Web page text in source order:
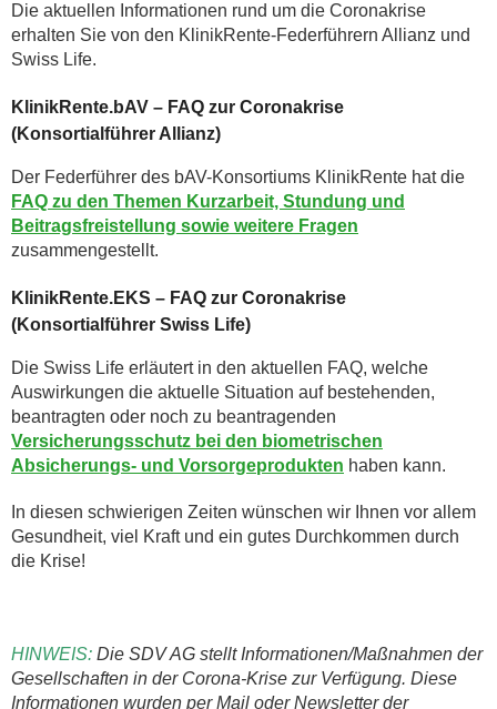
Die aktuellen Informationen rund um die Coronakrise
erhalten Sie von den KlinikRente-Federführern Allianz und
Swiss Life.
KlinikRente.bAV – FAQ zur Coronakrise
(Konsortialführer Allianz)
Der Federführer des bAV-Konsortiums KlinikRente hat die
FAQ zu den Themen Kurzarbeit, Stundung und
Beitragsfreistellung sowie weitere Fragen
zusammengestellt.
KlinikRente.EKS – FAQ zur Coronakrise
(Konsortialführer Swiss Life)
Die Swiss Life erläutert in den aktuellen FAQ, welche
Auswirkungen die aktuelle Situation auf bestehenden,
beantragten oder noch zu beantragenden
Versicherungsschutz bei den biometrischen
Absicherungs- und Vorsorgeprodukten haben kann.
In diesen schwierigen Zeiten wünschen wir Ihnen vor allem
Gesundheit, viel Kraft und ein gutes Durchkommen durch
die Krise!
HINWEIS: Die SDV AG stellt Informationen/Maßnahmen der
Gesellschaften in der Corona-Krise zur Verfügung. Diese
Informationen wurden per Mail oder Newsletter der